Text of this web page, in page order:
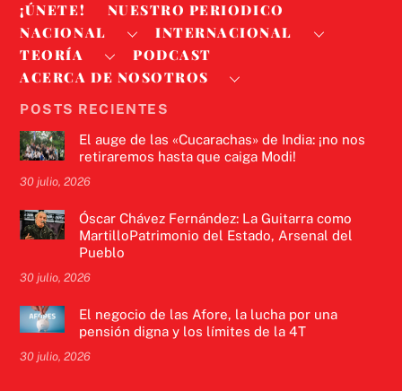
¡ÚNETE!
NUESTRO PERIODICO
NACIONAL
INTERNACIONAL
TEORÍA
PODCAST
ACERCA DE NOSOTROS
POSTS RECIENTES
El auge de las «Cucarachas» de India: ¡no nos
retiraremos hasta que caiga Modi!
30 julio, 2026
Óscar Chávez Fernández: La Guitarra como
MartilloPatrimonio del Estado, Arsenal del
Pueblo
30 julio, 2026
El negocio de las Afore, la lucha por una
pensión digna y los límites de la 4T
30 julio, 2026